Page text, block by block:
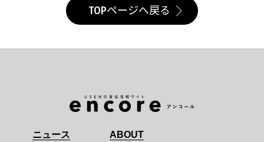
TOPページへ戻る
ニュース ABOUT